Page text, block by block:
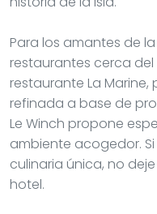
Para los amantes de
restaurantes cerca del
restaurante La
refinada a base de
Le Winch propone
ambiente acogedor.
culinaria única, no
hotel.